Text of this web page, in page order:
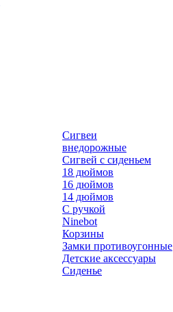
Сигвеи
внедорожные
Сигвей с сиденьем
18 дюймов
16 дюймов
14 дюймов
С ручкой
Ninebot
Корзины
Замки противоугонные
Детские аксессуары
Сиденье